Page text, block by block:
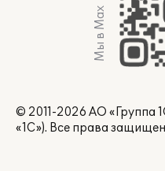
Мы в Max
© 2011-2026 АО «Группа
«1С»). Все права